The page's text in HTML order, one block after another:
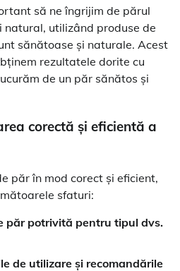
să ne îngrijim de părul
natural, utilizând produse de
sănătoase și naturale. Acest
rezultatele dorite cu
de un păr sănătos și
corectă și eficientă a
păr în mod corect și eficient,
sfaturi:
păr potrivită pentru tipul dvs.
de utilizare și recomandările